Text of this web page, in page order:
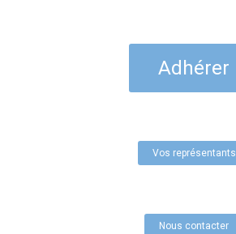
Adhérer
Vos représentants
Nous contacter